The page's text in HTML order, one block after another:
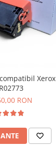
Xerox
RON